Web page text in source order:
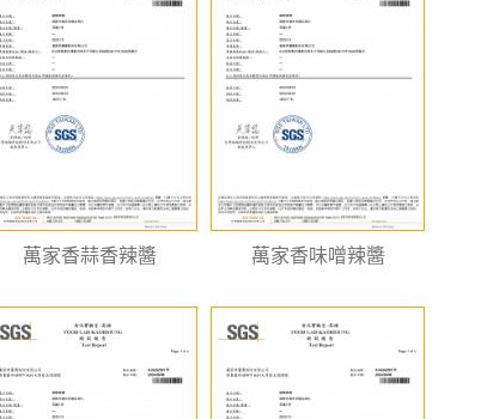
萬家香蒜香辣醬 萬家香味噌辣醬